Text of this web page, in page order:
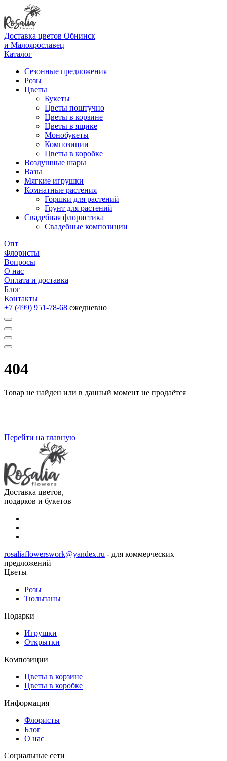
Доставка цветов Обнинск
и Малоярославец
Каталог
Сезонные предложения
Розы
Цветы
Букеты
Цветы поштучно
Цветы в корзине
Цветы в ящике
Монобукеты
Композиции
Цветы в коробке
Воздушные шары
Вазы
Мягкие игрушки
Комнатные растения
Горшки для растений
Грунт для растений
Свадебная флористика
Свадебные композиции
Опт
Флористы
Вопросы
О нас
Оплата и доставка
Блог
Контакты
+7 (499) 951-78-68 ежедневно
404
Товар не найден или в данный момент не продаётся
Перейти на главную
Доставка цветов,
подарков и букетов
rosaliaflowerswork@yandex.ru - для коммерческих
предложений
Цветы
Розы
Тюльпаны
Подарки
Игрушки
Открытки
Композиции
Цветы в корзине
Цветы в коробке
Информация
Флористы
Блог
О нас
Социальные сети